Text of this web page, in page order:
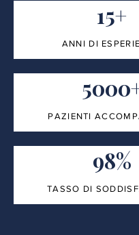
15+
ANNI DI
PAZIENTI
98%
TASSO DI